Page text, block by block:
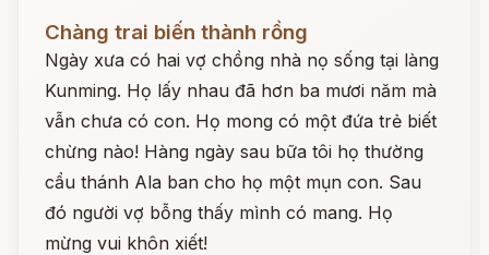
Chàng trai biến thành rồng
Ngày xưa có hai vợ chồng nhà nọ sống tại làng
Kunming. Họ lấy nhau đã hơn ba mươi năm mà
vẫn chưa có con. Họ mong có một đứa trẻ biết
chừng nào! Hàng ngày sau bữa tôi họ thường
cẩu thánh Ala ban cho họ một mụn con. Sau
đó người vợ bỗng thấy mình có mang. Họ
mừng vui khôn xiết!